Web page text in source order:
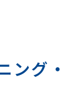
ング・